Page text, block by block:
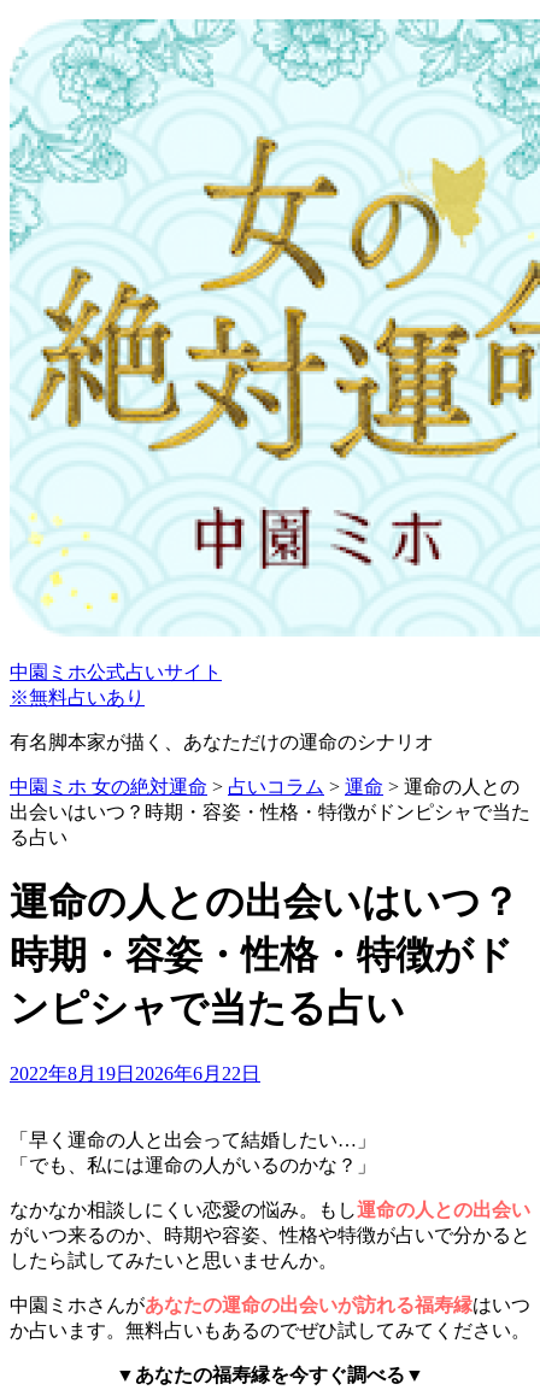
ン
テ
ン
ツ
へ
ス
キ
ッ
プ
中園ミホ公式占いサイト
※無料占いあり
有名脚本家が描く、あなただけの運命のシナリオ
中園ミホ 女の絶対運命 > 占いコラム > 運命 > 運命の人との
出会いはいつ？時期・容姿・性格・特徴がドンピシャで当た
る占い
運命の人との出会いはいつ？
時期・容姿・性格・特徴がド
ンピシャで当たる占い
投
2022年8月19日 2026年6月22日
「早く運命の人と出会って結婚したい…」
「でも、私には運命の人がいるのかな？」
なかなか相談しにくい恋愛の悩み。もし運命の人との出会い
がいつ来るのか、時期や容姿、性格や特徴が占いで分かると
したら試してみたいと思いませんか。
中園ミホさんがあなたの運命の出会いが訪れる福寿縁はいつ
か占います。無料占いもあるのでぜひ試してみてください。
▼あなたの福寿縁を今すぐ調べる▼